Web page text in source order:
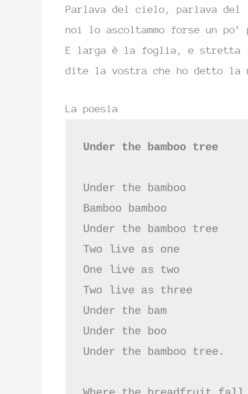
Parlava del cielo, parlava del
noi lo ascoltammo forse un po’
E larga è la foglia, e stretta
dite la vostra che ho detto la
La poesia
Under the bamboo tree
Under the bamboo
Bamboo bamboo
Under the bamboo tree
Two live as one
One live as two
Two live as three
Under the bam
Under the boo
Under the bamboo tree.